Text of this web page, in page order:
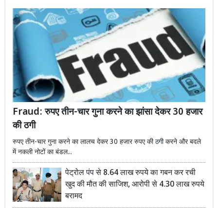
Fraud: रुपए तीन-चार गुना करने का झांसा देकर 30 हजार
की ठगी
रुपए तीन-चार गुना करने का लालच देकर 30 हजार रुपए की ठगी करने और बदले
में नकली नोटों का बंडल...
पेट्रोल पंप से 8.64 लाख रुपये का गबन कर रची
खुद की मौत की साजिश, आरोपी से 4.30 लाख रुपये
बरामद